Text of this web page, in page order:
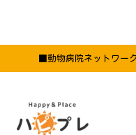
■動物病院ネットワー